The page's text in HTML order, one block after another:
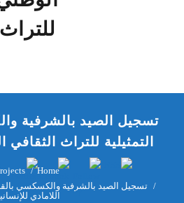
تسجيل الصيد بالشرفية
التمثيلية للتراث الثقافي
Home
تسجيل الصيد بالشرفية والكسكسي
اللامادي